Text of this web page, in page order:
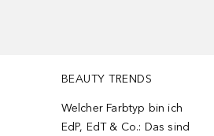
BEAUTY TRENDS
Welcher Farbtyp bin ich
EdP, EdT & Co.: Das sind